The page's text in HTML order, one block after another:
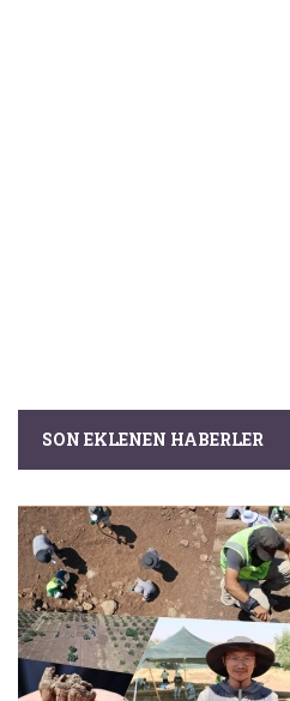
SON EKLENEN HABERLER